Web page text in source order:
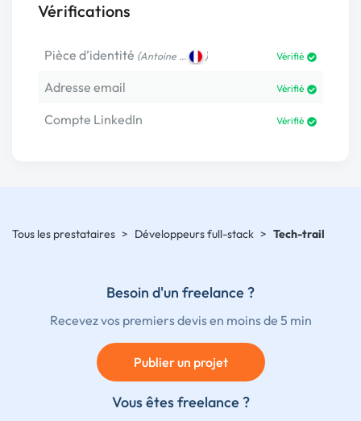
Vérifications
Pièce d’identité (Antoine … ) Vérifié
Adresse email Vérifié
Compte LinkedIn Vérifié
Tous les prestataires > Développeurs full-stack > Tech-trail
Besoin d'un freelance ?
Recevez vos premiers devis en moins de 5 min
Publier un projet
Vous êtes freelance ?